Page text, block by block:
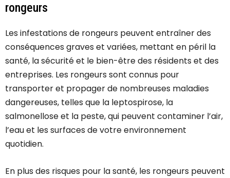
rongeurs
Les infestations de rongeurs peuvent entraîner des
conséquences graves et variées, mettant en péril la
santé, la sécurité et le bien-être des résidents et des
entreprises. Les rongeurs sont connus pour
transporter et propager de nombreuses maladies
dangereuses, telles que la leptospirose, la
salmonellose et la peste, qui peuvent contaminer l’air,
l’eau et les surfaces de votre environnement
quotidien.
En plus des risques pour la santé, les rongeurs peuvent